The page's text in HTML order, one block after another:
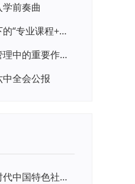
前奏曲
校企合作育人模式下的“专业课程+思政教育+党建活动”交叉融合的课程思政教学探索与实践
信息化技术在学校管理中的重要作用 ——以贵州省威宁民族中学和校园使用等为例
全会公报
学习贯彻习近平新时代中国特色社会主义思想主题教育网络培训